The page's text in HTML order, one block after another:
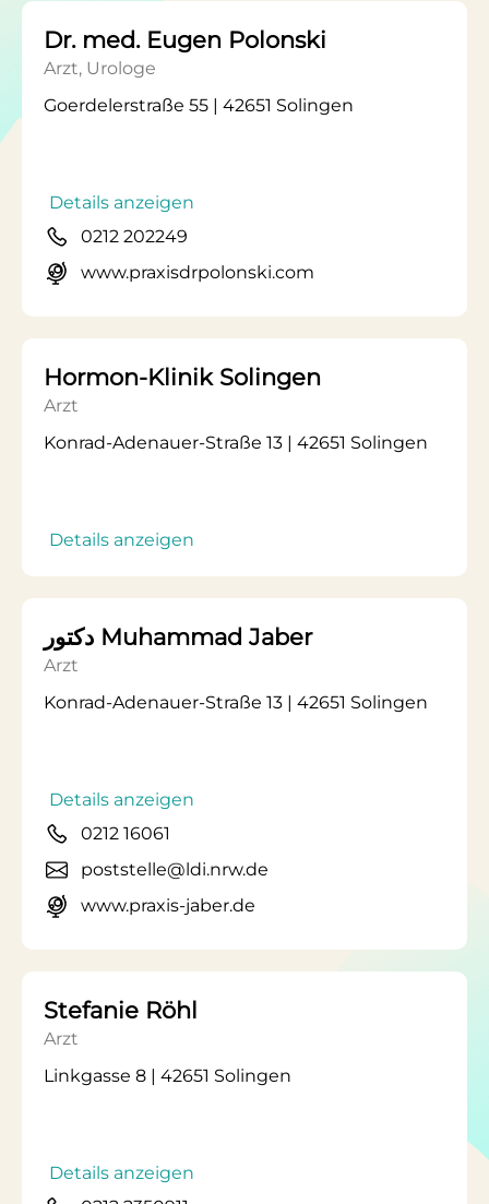
Dr. med. Eugen Polonski
Arzt, Urologe
Goerdelerstraße 55 | 42651 Solingen
Details anzeigen
0212 202249
www.praxisdrpolonski.com
Hormon-Klinik Solingen
Arzt
Konrad-Adenauer-Straße 13 | 42651 Solingen
Details anzeigen
دكتور Muhammad Jaber
Arzt
Konrad-Adenauer-Straße 13 | 42651 Solingen
Details anzeigen
0212 16061
poststelle@ldi.nrw.de
www.praxis-jaber.de
Stefanie Röhl
Arzt
Linkgasse 8 | 42651 Solingen
Details anzeigen